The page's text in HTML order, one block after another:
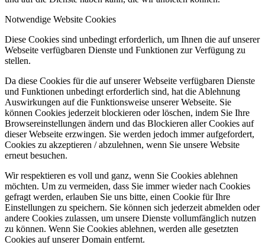
Notwendige Website Cookies
Diese Cookies sind unbedingt erforderlich, um Ihnen die auf unserer
Webseite verfügbaren Dienste und Funktionen zur Verfügung zu
stellen.
Da diese Cookies für die auf unserer Webseite verfügbaren Dienste
und Funktionen unbedingt erforderlich sind, hat die Ablehnung
Auswirkungen auf die Funktionsweise unserer Webseite. Sie
können Cookies jederzeit blockieren oder löschen, indem Sie Ihre
Browsereinstellungen ändern und das Blockieren aller Cookies auf
dieser Webseite erzwingen. Sie werden jedoch immer aufgefordert,
Cookies zu akzeptieren / abzulehnen, wenn Sie unsere Website
erneut besuchen.
Wir respektieren es voll und ganz, wenn Sie Cookies ablehnen
möchten. Um zu vermeiden, dass Sie immer wieder nach Cookies
gefragt werden, erlauben Sie uns bitte, einen Cookie für Ihre
Einstellungen zu speichern. Sie können sich jederzeit abmelden oder
andere Cookies zulassen, um unsere Dienste vollumfänglich nutzen
zu können. Wenn Sie Cookies ablehnen, werden alle gesetzten
Cookies auf unserer Domain entfernt.